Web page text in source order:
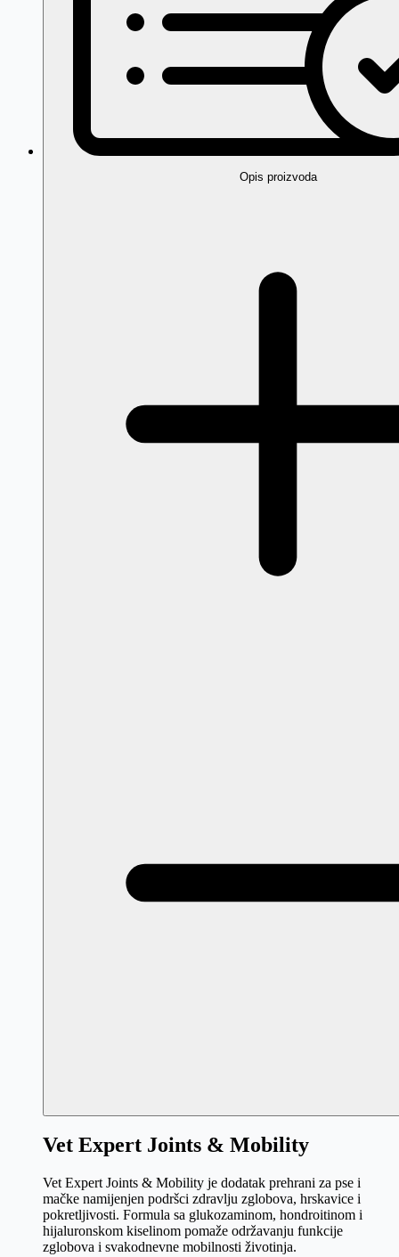
Opis proizvoda
Vet Expert Joints & Mobility
Vet Expert Joints & Mobility je dodatak prehrani za pse i
mačke namijenjen podršci zdravlju zglobova, hrskavice i
pokretljivosti. Formula sa glukozaminom, hondroitinom i
hijaluronskom kiselinom pomaže održavanju funkcije
zglobova i svakodnevne mobilnosti životinja.